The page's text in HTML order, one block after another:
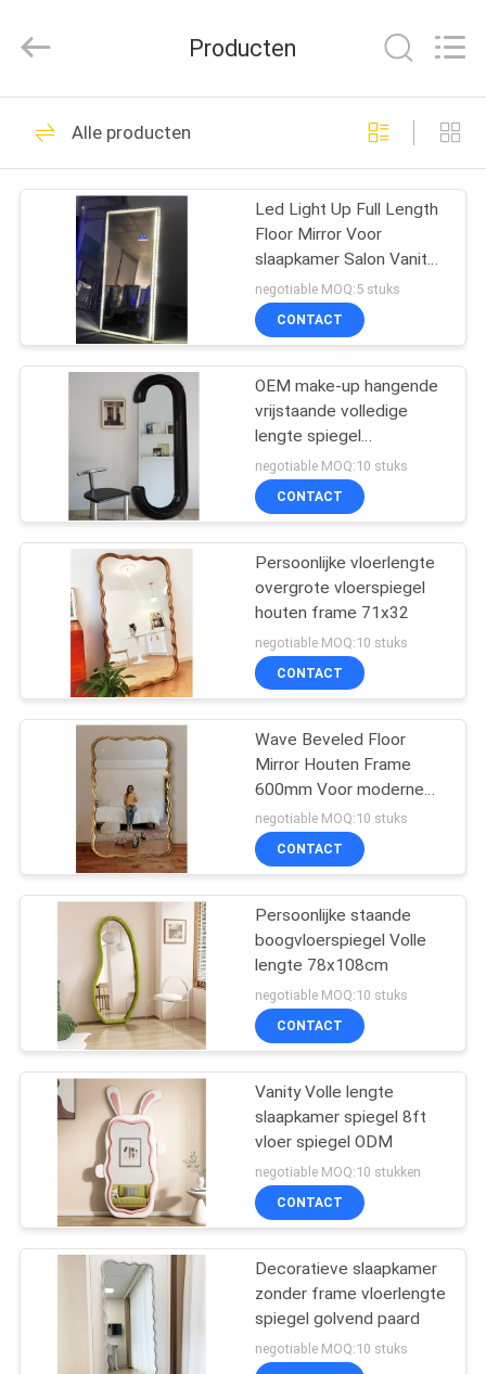
THUIS
PRODUCTEN
VIDEOS
SHOW
FABRIEKSREIS
CONTACTEER
NIEUWS
GEVALLEN
VRAAG
OFFERTE
AAN
SITEMAP
PRIVACYBELEID
Furniture
Rights
Meubelen voor de
woonkamer
61
Eetkamermeubilair
21
make-upijdelheid
49
Ruimte capsule huis
make-upspiegel
27
hollywood spiegel
24
Producten
Alle producten
Led Light Up Full Length
Floor Mirror Voor
slaapkamer Salon Vanity
Crystals
negotiable MOQ:5 stuks
CONTACT
OEM make-up hangende
vrijstaande volledige
lengte spiegel
80x180cm
negotiable MOQ:10 stuks
CONTACT
Persoonlijke vloerlengte
overgrote vloerspiegel
houten frame 71x32
negotiable MOQ:10 stuks
CONTACT
Wave Beveled Floor
Mirror Houten Frame
600mm Voor moderne
slaapkamer decoratie
negotiable MOQ:10 stuks
CONTACT
Persoonlijke staande
boogvloerspiegel Volle
lengte 78x108cm
negotiable MOQ:10 stuks
CONTACT
Vanity Volle lengte
slaapkamer spiegel 8ft
vloer spiegel ODM
negotiable MOQ:10 stukken
CONTACT
Decoratieve slaapkamer
zonder frame vloerlengte
spiegel golvend paard
negotiable MOQ:10 stuks